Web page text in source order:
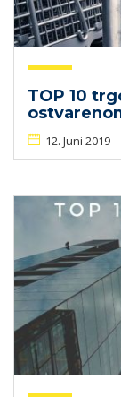
TOP 10
12. Juni 2019